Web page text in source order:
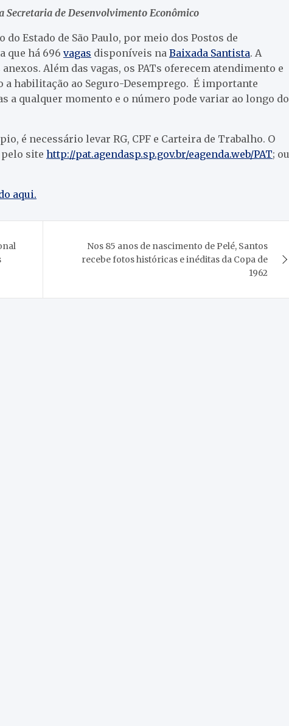
de Desenvolvimento Econômico
Estado de São Paulo, por meio dos Postos de
que há 696 vagas disponíveis na Baixada Santista. A
Além das vagas, os PATs oferecem atendimento e
habilitação ao Seguro-Desemprego. É importante
a qualquer momento e o número pode variar ao longo do
é necessário levar RG, CPF e Carteira de Trabalho. O
site http://pat.agendasp.sp.gov.br/eagenda.web/PAT; ou
aqui.
Nos 85 anos de nascimento de Pelé, Santos
recebe fotos históricas e inéditas da Copa de
1962